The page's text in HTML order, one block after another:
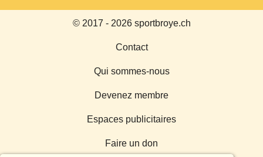
© 2017 - 2026 sportbroye.ch
Contact
Qui sommes-nous
Devenez membre
Espaces publicitaires
Faire un don